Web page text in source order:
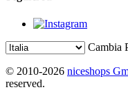
Cambia
© 2010-2026 niceshops
reserved.